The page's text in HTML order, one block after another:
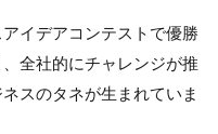
イデアコンテストで優勝
全社的にチャレンジが推
スのタネが生まれていま